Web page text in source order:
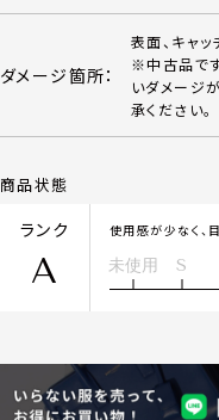
ダメージ箇所：
表面、キャ
※中古品で
いダメージ
承ください。
商品状態
ランク
A
使用感が少なく、
未使用 S